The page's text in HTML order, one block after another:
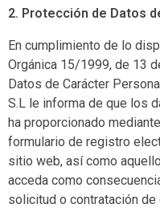
2. Protección de Datos
En cumplimiento de lo
Orgánica 15/1999, de 13
Datos de Carácter
S.L le informa de que los
ha proporcionado
formulario de registro
sitio web, así como
acceda como
solicitud o contratación